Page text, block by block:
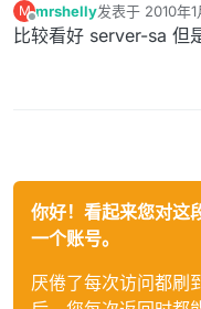
M
离线
mrshelly发表于 2010年
最后由 编辑
比较看好 server-sa 但
你好！看起来您对这
一个账号。
厌倦了每次访问都刷